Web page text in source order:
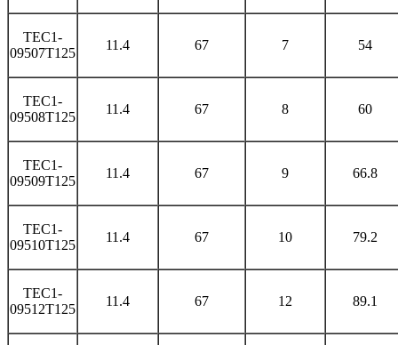
TEC1-
09507T125
11.4 67 7 54
TEC1-
09508T125
11.4 67 8 60
TEC1-
09509T125
11.4 67 9 66.8
TEC1-
09510T125
11.4 67 10 79.2
TEC1-
09512T125
11.4 67 12 89.1